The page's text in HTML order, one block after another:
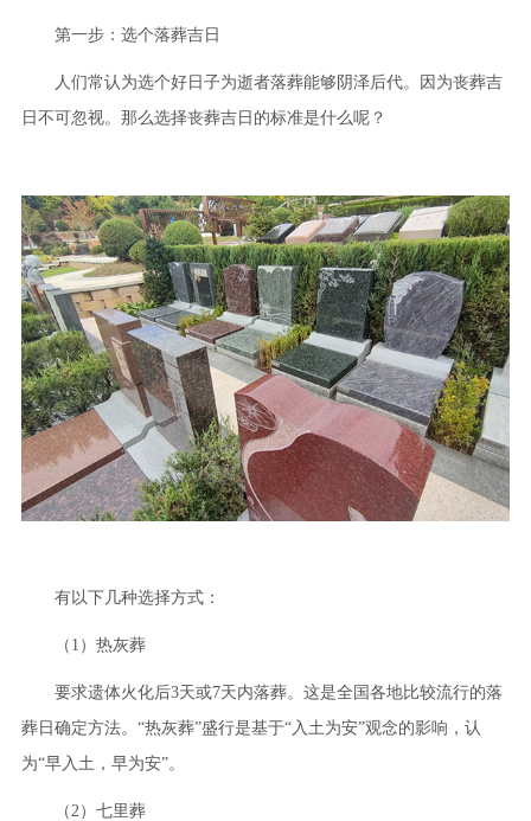
第一步：选个落葬吉日
人们常认为选个好日子为逝者落葬能够阴泽后代。因为丧葬吉
日不可忽视。那么选择丧葬吉日的标准是什么呢？
有以下几种选择方式：
（1）热灰葬
要求遗体火化后3天或7天内落葬。这是全国各地比较流行的落
葬日确定方法。“热灰葬”盛行是基于“入土为安”观念的影响，认
为“早入土，早为安”。
（2）七里葬